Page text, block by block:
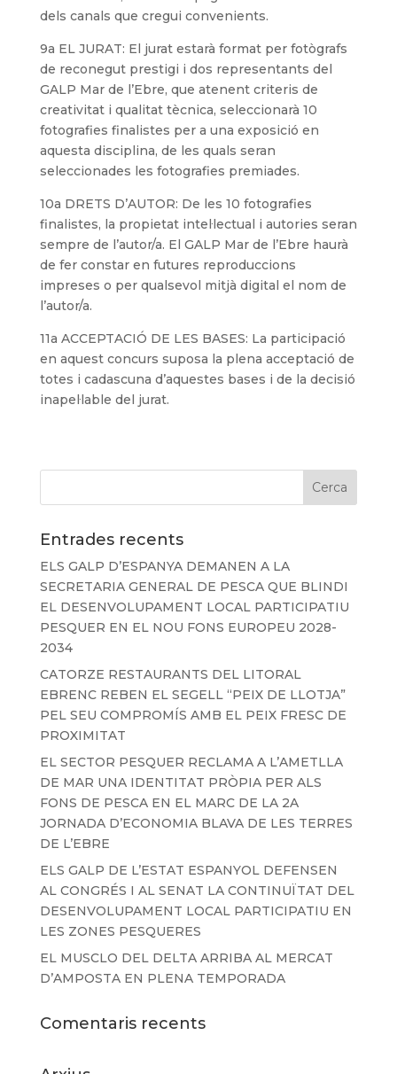
dels canals que cregui convenients.
9a EL JURAT: El jurat estarà format per fotògrafs
de reconegut prestigi i dos representants del
GALP Mar de l’Ebre, que atenent criteris de
creativitat i qualitat tècnica, seleccionarà 10
fotografies finalistes per a una exposició en
aquesta disciplina, de les quals seran
seleccionades les fotografies premiades.
10a DRETS D’AUTOR: De les 10 fotografies
finalistes, la propietat intel·lectual i autories seran
sempre de l’autor/a. El GALP Mar de l’Ebre haurà
de fer constar en futures reproduccions
impreses o per qualsevol mitjà digital el nom de
l’autor/a.
11a ACCEPTACIÓ DE LES BASES: La participació
en aquest concurs suposa la plena acceptació de
totes i cadascuna d’aquestes bases i de la decisió
inapel·lable del jurat.
Entrades recents
ELS GALP D’ESPANYA DEMANEN A LA
SECRETARIA GENERAL DE PESCA QUE BLINDI
EL DESENVOLUPAMENT LOCAL PARTICIPATIU
PESQUER EN EL NOU FONS EUROPEU 2028-
2034
CATORZE RESTAURANTS DEL LITORAL
EBRENC REBEN EL SEGELL “PEIX DE LLOTJA”
PEL SEU COMPROMÍS AMB EL PEIX FRESC DE
PROXIMITAT
EL SECTOR PESQUER RECLAMA A L’AMETLLA
DE MAR UNA IDENTITAT PRÒPIA PER ALS
FONS DE PESCA EN EL MARC DE LA 2A
JORNADA D’ECONOMIA BLAVA DE LES TERRES
DE L’EBRE
ELS GALP DE L’ESTAT ESPANYOL DEFENSEN
AL CONGRÉS I AL SENAT LA CONTINUÏTAT DEL
DESENVOLUPAMENT LOCAL PARTICIPATIU EN
LES ZONES PESQUERES
EL MUSCLO DEL DELTA ARRIBA AL MERCAT
D’AMPOSTA EN PLENA TEMPORADA
Comentaris recents